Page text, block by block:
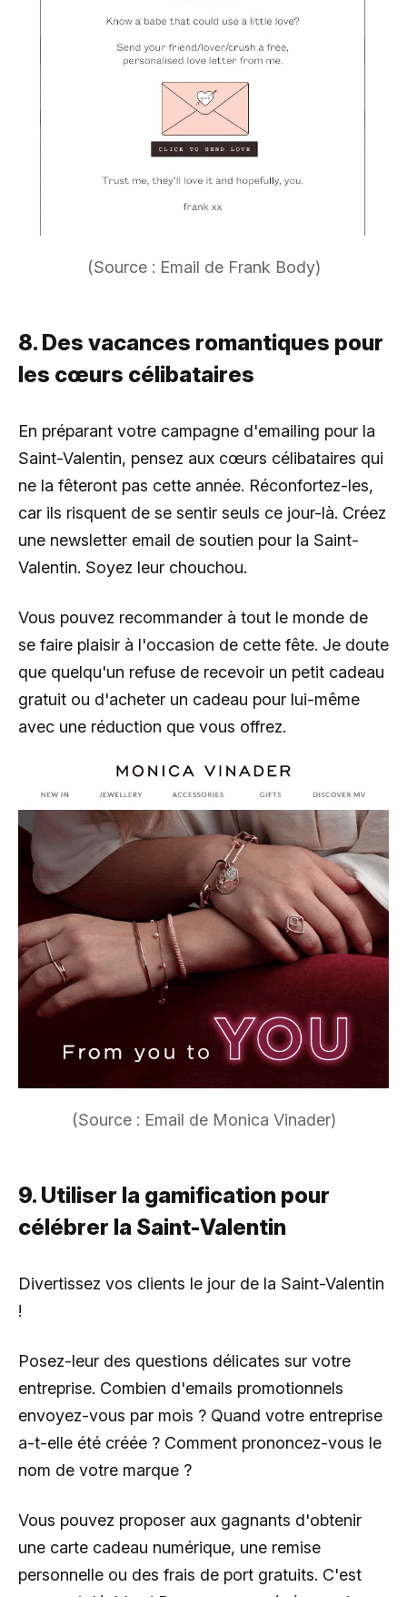
(Source : Email de Frank Body)
8. Des vacances romantiques pour
les cœurs célibataires
En préparant votre campagne d'emailing pour la
Saint-Valentin, pensez aux cœurs célibataires qui
ne la fêteront pas cette année. Réconfortez-les,
car ils risquent de se sentir seuls ce jour-là. Créez
une newsletter email de soutien pour la Saint-
Valentin. Soyez leur chouchou.
Vous pouvez recommander à tout le monde de
se faire plaisir à l'occasion de cette fête. Je doute
que quelqu'un refuse de recevoir un petit cadeau
gratuit ou d'acheter un cadeau pour lui-même
avec une réduction que vous offrez.
(Source : Email de Monica Vinader)
9. Utiliser la gamification pour
célébrer la Saint-Valentin
Divertissez vos clients le jour de la Saint-Valentin
!
Posez-leur des questions délicates sur votre
entreprise. Combien d'emails promotionnels
envoyez-vous par mois ? Quand votre entreprise
a-t-elle été créée ? Comment prononcez-vous le
nom de votre marque ?
Vous pouvez proposer aux gagnants d'obtenir
une carte cadeau numérique, une remise
personnelle ou des frais de port gratuits. C'est